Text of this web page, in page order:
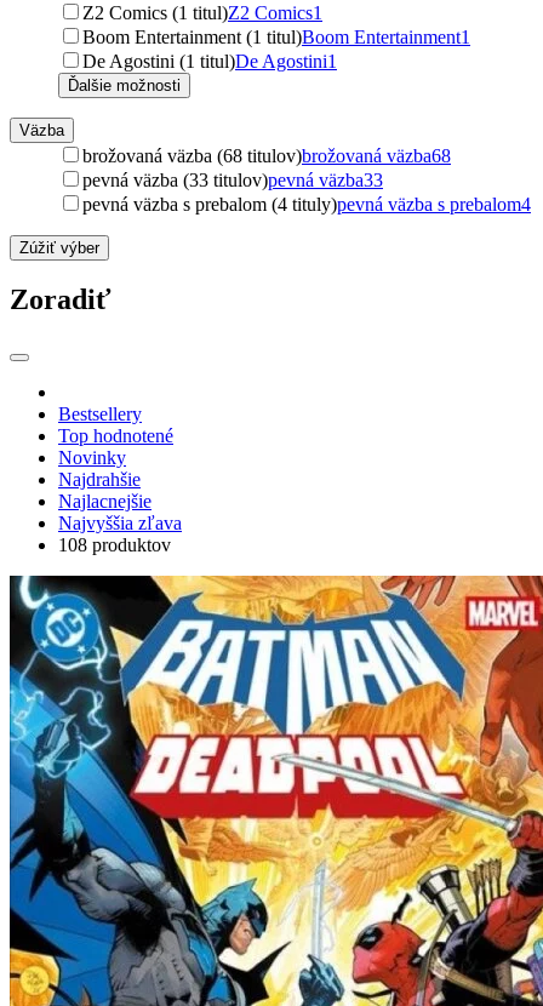
Z2 Comics (1 titul)Z2 Comics1
Boom Entertainment (1 titul)Boom Entertainment1
De Agostini (1 titul)De Agostini1
Ďalšie možnosti
Väzba
brožovaná väzba (68 titulov)brožovaná väzba68
pevná väzba (33 titulov)pevná väzba33
pevná väzba s prebalom (4 tituly)pevná väzba s prebalom4
Zúžiť výber
Zoradiť
Bestsellery
Top hodnotené
Novinky
Najdrahšie
Najlacnejšie
Najvyššia zľava
108 produktov